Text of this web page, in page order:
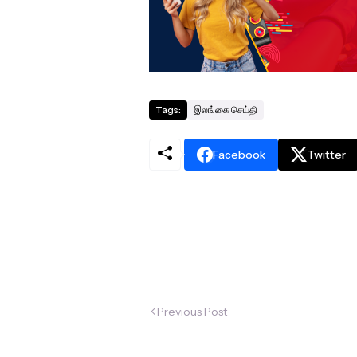
Tags: இலங்கை செய்தி
Facebook Twitter
Previous Post